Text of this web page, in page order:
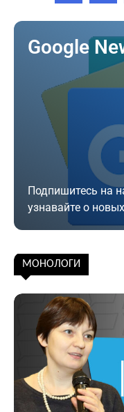
Google
Подпишитесь на
узнавайте о
Подписаться
МОНОЛОГИ